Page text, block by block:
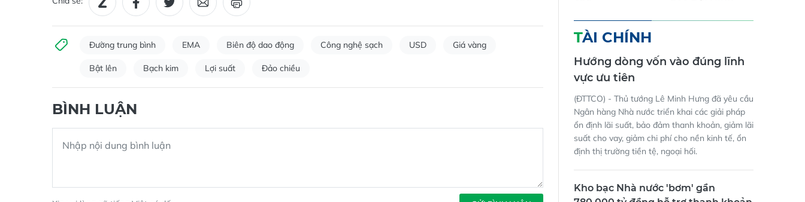
Chia sẻ:
Đường trung bình EMA Biên độ dao động Công nghệ sạch USD Giá vàng
Bật lên Bạch kim Lợi suất Đảo chiều
BÌNH LUẬN
TÀI CHÍNH
Hướng dòng vốn vào đúng lĩnh
vực ưu tiên
(ĐTTCO) - Thủ tướng Lê Minh Hưng đã yêu cầu
Ngân hàng Nhà nước triển khai các giải pháp
ổn định lãi suất, bảo đảm thanh khoản, giảm lãi
suất cho vay, giảm chi phí cho nền kinh tế, ổn
định thị trường tiền tệ, ngoại hối.
Kho bạc Nhà nước 'bơm' gần